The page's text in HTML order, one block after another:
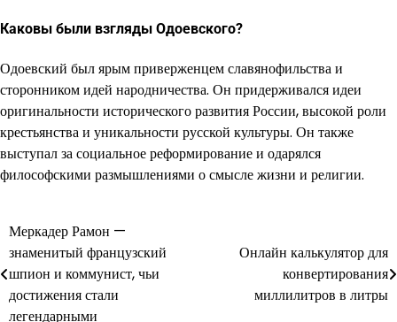
Каковы были взгляды Одоевского?
Одоевский был ярым приверженцем славянофильства и
сторонником идей народничества. Он придерживался идеи
оригинальности исторического развития России, высокой роли
крестьянства и уникальности русской культуры. Он также
выступал за социальное реформирование и одарялся
философскими размышлениями о смысле жизни и религии.
Навигация
по
записям
Меркадер Рамон —
знаменитый французский
шпион и коммунист, чьи
достижения стали
легендарными
Онлайн калькулятор для
конвертирования
миллилитров в литры